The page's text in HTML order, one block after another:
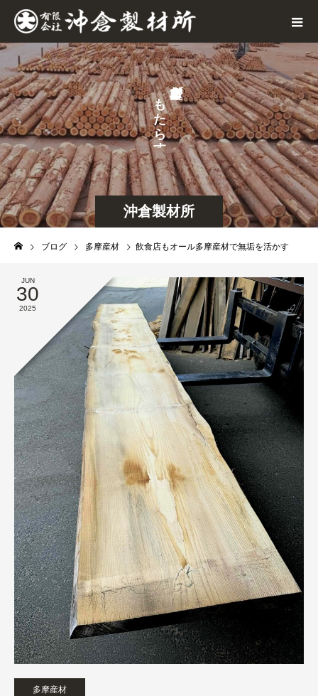
沖倉製材所
が
も
た
ら
す
せ
な
ら
し
ブログ 多摩産材 飲食店もオール多摩産材で無垢を活かす
JUN
30
2025
多摩産材